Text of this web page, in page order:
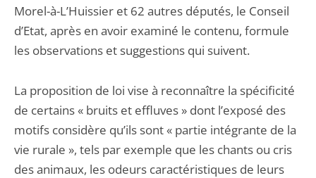
Morel-à-L’Huissier et 62 autres députés, le Conseil
d’Etat, après en avoir examiné le contenu, formule
les observations et suggestions qui suivent.
La proposition de loi vise à reconnaître la spécificité
de certains « bruits et effluves » dont l’exposé des
motifs considère qu’ils sont « partie intégrante de la
vie rurale », tels par exemple que les chants ou cris
des animaux, les odeurs caractéristiques de leurs